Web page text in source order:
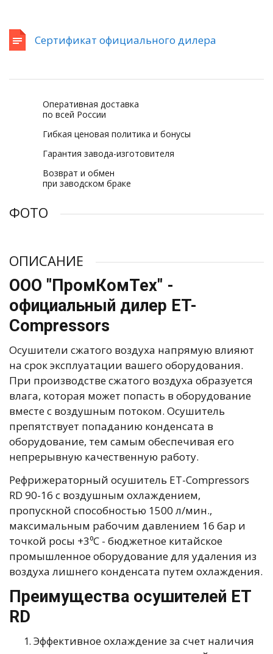
Сертификат официального дилера
Оперативная доставка
по всей России
Гибкая ценовая политика и бонусы
Гарантия завода-изготовителя
Возврат и обмен
при заводском браке
ФОТО
ОПИСАНИЕ
ООО "ПромКомТех" -
официальный дилер ET-
Compressors
Осушители сжатого воздуха напрямую влияют
на срок эксплуатации вашего оборудования.
При производстве сжатого воздуха образуется
влага, которая может попасть в оборудование
вместе с воздушным потоком. Осушитель
препятствует попаданию конденсата в
оборудование, тем самым обеспечивая его
непрерывную качественную работу.
Рефрижераторный осушитель ET-Compressors
RD 90-16 с воздушным охлаждением,
пропускной способностью 1500 л/мин.,
максимальным рабочим давлением 16 бар и
точкой росы +3⁰С - бюджетное китайское
промышленное оборудование для удаления из
воздуха лишнего конденсата путем охлаждения.
Преимущества осушителей ET
RD
Эффективное охлаждение за счет наличия